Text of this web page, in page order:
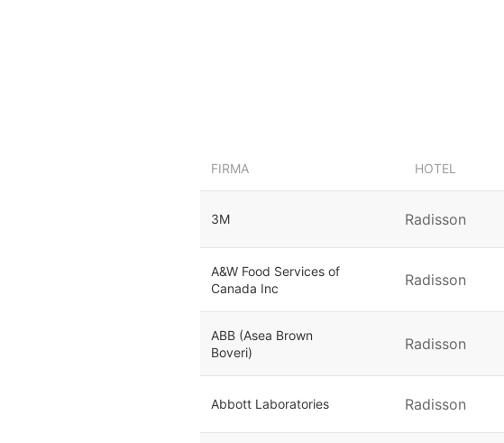
FIRMA HOTEL
3M Radisson
A&W Food Services of
Canada Inc
Radisson
ABB (Asea Brown
Boveri)
Radisson
Abbott Laboratories Radisson